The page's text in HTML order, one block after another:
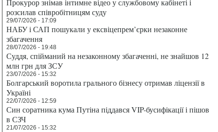
Прокурор знімав інтимне відео у службовому кабінеті і
розсилав співробітницям суду
29/07/2026 - 17:09
НАБУ і САП пошукали у ексвіцепрем’єрки незаконне
збагачення
28/07/2026 - 19:48
Суддя, спійманий на незаконному збагаченні, не знайшов 12
млн грн для ЗСУ
23/07/2026 - 15:32
Болгарський воротила грального бізнесу отримав ліцензії в
Україні
22/07/2026 - 12:59
Син соратника кума Путіна піддався VIP-бусифікації і пішов
в СЗЧ
21/07/2026 - 15:32